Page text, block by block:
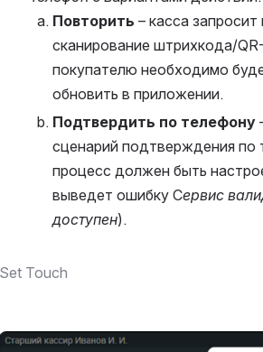
Повторить – касса
сканирование штрихкода/
покупателю необходимо
обновить в приложении.
Подтвердить по телефону
сценарий подтверждения по
процесс должен быть
выведет ошибку Сервис
доступен).
Set Touch
Открыть файл «»